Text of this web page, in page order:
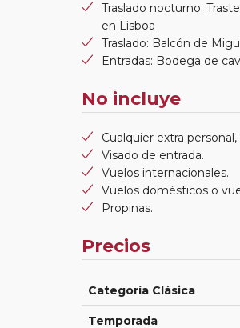
Traslado nocturno:
en Lisboa
Traslado: Balcón de
Entradas: Bodega de
No incluye
Cualquier extra
Visado de entrada.
Vuelos internacionales.
Vuelos domésticos o
Propinas.
Precios
Categoría Clásica
Temporada